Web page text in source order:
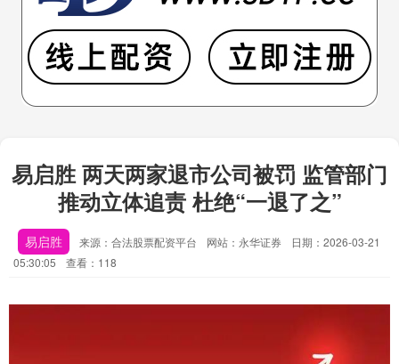
易启胜 两天两家退市公司被罚 监管部门
推动立体追责 杜绝“一退了之”
易启胜 来源：合法股票配资平台 网站：永华证券
日期：2026-03-21
05:30:05
查看：118